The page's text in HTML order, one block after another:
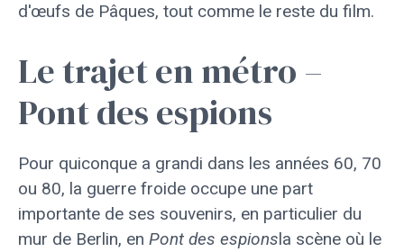
d'œufs de Pâques, tout comme le reste du film.
Le trajet en métro –
Pont des espions
Pour quiconque a grandi dans les années 60, 70
ou 80, la guerre froide occupe une part
importante de ses souvenirs, en particulier du
mur de Berlin, en Pont des espionsla scène où le